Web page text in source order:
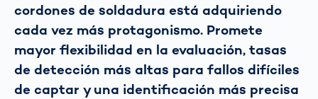
cordones de soldadura está adquiriendo
cada vez más protagonismo. Promete
mayor flexibilidad en la evaluación, tasas
de detección más altas para fallos difíciles
de captar y una identificación más precisa